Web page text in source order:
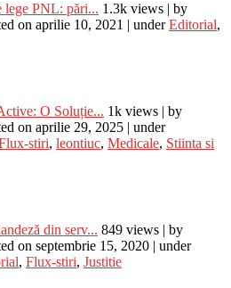
lege PNL: pări... 1.3k views
by
on aprilie 10, 2021 underEditorial,
O Soluție... 1k views
by
on aprilie 29, 2025
under
stiri, leontiuc, Medicale, Stiinta si
din serv... 849 views
by
on septembrie 15, 2020
under
, Flux-stiri, Justitie